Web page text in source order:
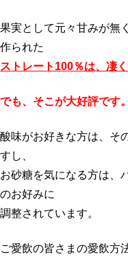
果実として元々甘みが無
作られた
ストレート100％は、凄
でも、そこが大好評です。
酸味がお好きな方は、そ
すし、
お砂糖を気になる方は、
のお好みに
調整されています。
ご愛飲の皆さまの愛飲方